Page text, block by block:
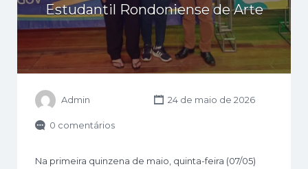
Estudantil Rondoniense de Arte
Admin 24 de maio de 2026
0 comentários
Na primeira quinzena de maio, quinta-feira (07/05)